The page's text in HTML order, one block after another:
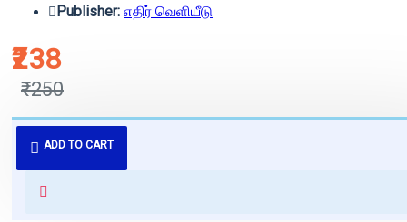
₹238
₹250
Publisher: எதிர் வெளியீடு
ADD TO CART
புத்தகம் 3 - 7 நாட்களில் அனுப்பி
வைக்கப்படும்.
for orders above ₹1000 within